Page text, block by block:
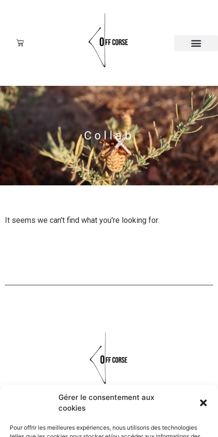
Gérer le consentement aux
cookies
Pour offrir les meilleures expériences, nous utilisons des technologies
Collab
It seems we can't find what you're looking for.
Réalisés à la main à partir de matières organiques, naturelles et
traditions de la Corse.